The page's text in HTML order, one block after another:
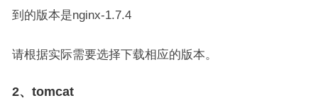
到的版本是nginx-1.7.4
请根据实际需要选择下载相应的版本。
2、tomcat